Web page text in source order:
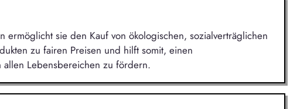
ermöglicht sie den Kauf von ökologischen, sozialverträglichen
zu fairen Preisen und hilft somit, einen
allen Lebensbereichen zu fördern.